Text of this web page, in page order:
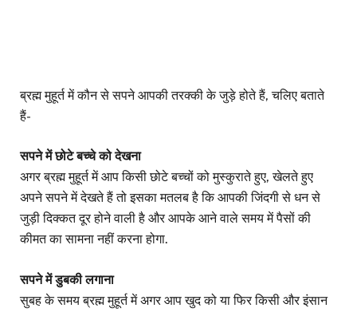
ब्रह्म मुहूर्त में कौन से सपने आपकी तरक्की के जुड़े होते हैं, चलिए बताते
हैं-
सपने में छोटे बच्चे को देखना
अगर ब्रह्म मुहूर्त में आप किसी छोटे बच्चों को मुस्कुराते हुए, खेलते हुए
अपने सपने में देखते हैं तो इसका मतलब है कि आपकी जिंदगी से धन से
जुड़ी दिक्कत दूर होने वाली है और आपके आने वाले समय में पैसों की
कीमत का सामना नहीं करना होगा.
सपने में डुबकी लगाना
सुबह के समय ब्रह्म मुहूर्त में अगर आप खुद को या फिर किसी और इंसान